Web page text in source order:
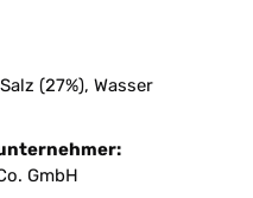
(27%), Wasser
GmbH